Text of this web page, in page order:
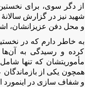
از دگر سوی، برای
شهید نیز در گزارش
و محل دفن عزیزانشان،
به خاطر دارم که در
کرده و رسیدگی به آن‌ها
مأموریتشان که تنها
و شفاف سازی در